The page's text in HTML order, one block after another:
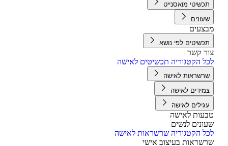
תכשיטי מואסנייט
תכשיטים לפי נושא
קשר
הקטגוריה תכשיטים לאישה
שרשראות לאישה
צמידים לאישה
עגילים לאישה
לאישה
לנשים
הקטגוריה שרשראות לאישה
בעיצוב אישי